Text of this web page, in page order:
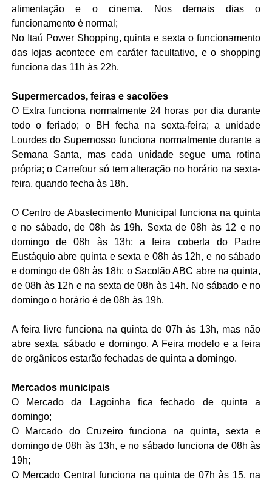
alimentação e o cinema. Nos demais dias o
funcionamento é normal;
No Itaú Power Shopping, quinta e sexta o funcionamento
das lojas acontece em caráter facultativo, e o shopping
funciona das 11h às 22h.
Supermercados, feiras e sacolões
O Extra funciona normalmente 24 horas por dia durante
todo o feriado; o BH fecha na sexta-feira; a unidade
Lourdes do Supernosso funciona normalmente durante a
Semana Santa, mas cada unidade segue uma rotina
própria; o Carrefour só tem alteração no horário na sexta-
feira, quando fecha às 18h.
O Centro de Abastecimento Municipal funciona na quinta
e no sábado, de 08h às 19h. Sexta de 08h às 12 e no
domingo de 08h às 13h; a feira coberta do Padre
Eustáquio abre quinta e sexta e 08h às 12h, e no sábado
e domingo de 08h às 18h; o Sacolão ABC abre na quinta,
de 08h às 12h e na sexta de 08h às 14h. No sábado e no
domingo o horário é de 08h às 19h.
A feira livre funciona na quinta de 07h às 13h, mas não
abre sexta, sábado e domingo. A Feira modelo e a feira
de orgânicos estarão fechadas de quinta a domingo.
Mercados municipais
O Mercado da Lagoinha fica fechado de quinta a
domingo;
O Marcado do Cruzeiro funciona na quinta, sexta e
domingo de 08h às 13h, e no sábado funciona de 08h às
19h;
O Mercado Central funciona na quinta de 07h às 15, na